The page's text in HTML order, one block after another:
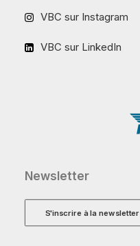
VBC sur Instagram
VBC sur LinkedIn
Newsletter
S'inscrire à la newsletter